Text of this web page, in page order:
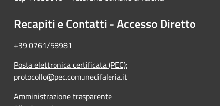
Recapiti e Contatti - Accesso Diretto
+39 0761/58981
Posta elettronica certificata (PEC):
protocollo@pec.comunedifaleria.it
Amministrazione trasparente